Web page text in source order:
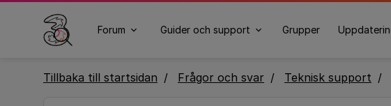
Forum Guider och support Grupper
Tillbaka till startsidan Frågor och svar Teknisk support